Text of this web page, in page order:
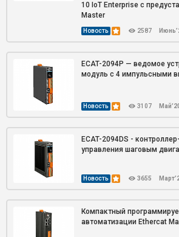
10 IoT Enterprise с
Master
Новость 2587
ECAT-2094P — ведомое
модуль с 4 импульсными
Новость 3107
ECAT-2094DS -
управления шаговым
Новость 3655
Компактный
автоматизации Ethercat